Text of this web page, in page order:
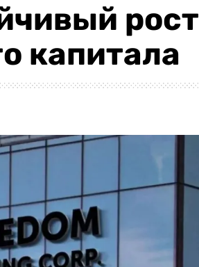
рост
капитала